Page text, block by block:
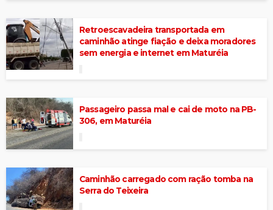
Retroescavadeira transportada em
caminhão atinge fiação e deixa moradores
sem energia e internet em Maturéia
Passageiro passa mal e cai de moto na PB-
306, em Maturéia
Caminhão carregado com ração tomba na
Serra do Teixeira